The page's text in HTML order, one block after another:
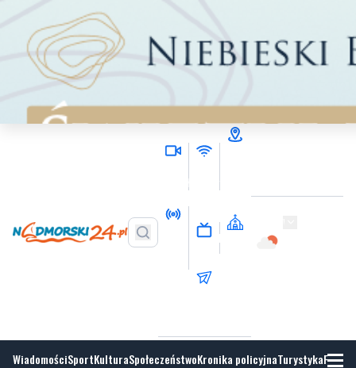
HotSpoty
Kościoły
WiadomościSportKulturaSpołeczeństwoKronika policyjnaTurystyka